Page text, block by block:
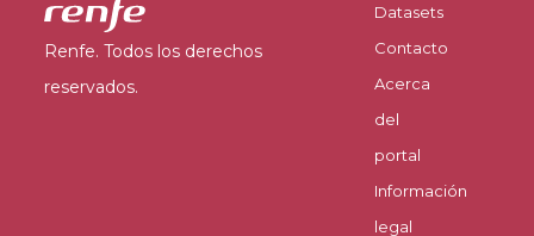
Renfe. Todos los derechos
reservados.
Datasets
Contacto
Acerca
del
portal
Información
legal